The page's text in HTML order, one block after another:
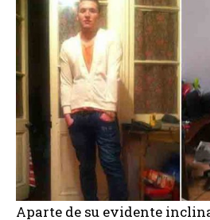
Aparte de su evidente